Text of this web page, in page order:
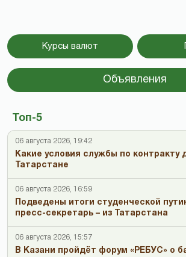
Курсы валют
Объявления
Топ-5
06 августа 2026, 19:42
Какие условия службы по контракту
Татарстане
06 августа 2026, 16:59
Подведены итоги студенческой
пресс-секретарь – из Татарстана
06 августа 2026, 15:57
В Казани пройдёт форум «РЕБУС» о